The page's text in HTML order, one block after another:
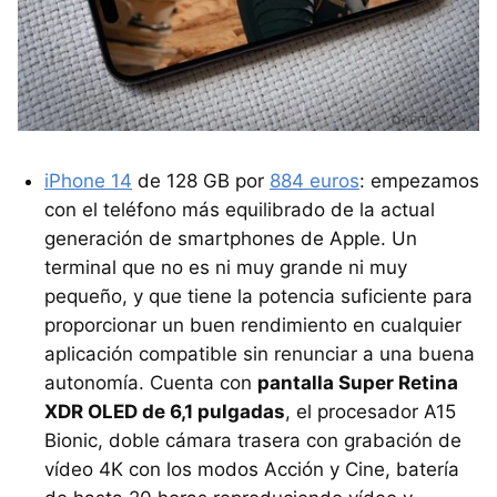
iPhone 14 de 128 GB por 884 euros: empezamos
con el teléfono más equilibrado de la actual
generación de smartphones de Apple. Un
terminal que no es ni muy grande ni muy
pequeño, y que tiene la potencia suficiente para
proporcionar un buen rendimiento en cualquier
aplicación compatible sin renunciar a una buena
autonomía. Cuenta con pantalla Super Retina
XDR OLED de 6,1 pulgadas, el procesador A15
Bionic, doble cámara trasera con grabación de
vídeo 4K con los modos Acción y Cine, batería